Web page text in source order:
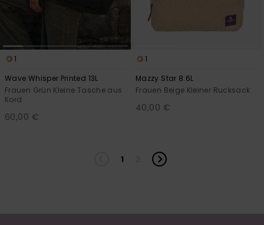
1
Wave Whisper Printed 13L
Frauen Grün Kleine Tasche aus
Kord
60,00 €
1
Mazzy Star 8.6L
Frauen Beige Kleiner Rucksack
40,00 €
1